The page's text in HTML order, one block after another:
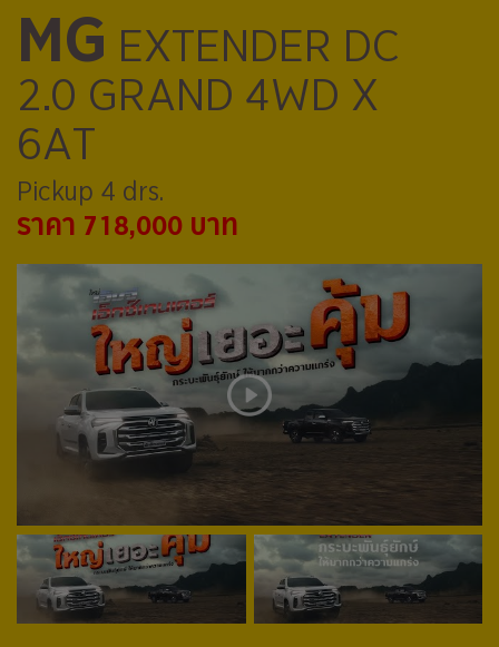
MG EXTENDER DC
2.0 GRAND 4WD X
6AT
Pickup 4 drs.
ราคา 718,000 บาท